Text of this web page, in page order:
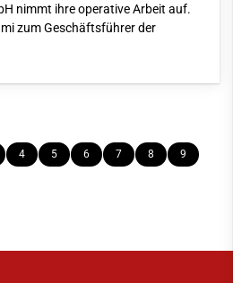
nimmt ihre operative Arbeit auf.
zum Geschäftsführer der
4 5 6 7 8
9